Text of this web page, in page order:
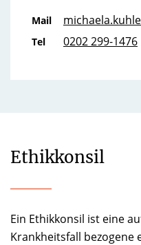
Mail
Tel 0202 299-1476
Ethikkonsil
Ein Ethikkonsil ist eine
Krankheitsfall